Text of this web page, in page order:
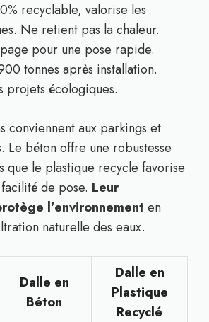
recyclable, valorise les
Ne retient pas la chaleur.
pour une pose rapide.
tonnes après installation.
projets écologiques.
conviennent aux parkings et
Le béton offre une robustesse
que le plastique recycle favorise
de pose. Leur
l’environnement en
naturelle des eaux.
Dalle en
Béton
Dalle en
Plastique
Recyclé